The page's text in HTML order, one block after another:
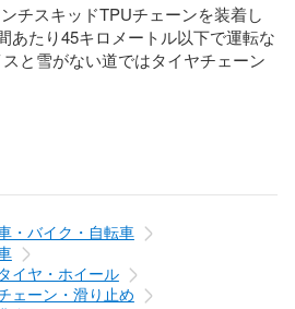
チスキッドTPUチェーンを装着し
あたり45キロメートル以下で運転な
と雪がない道ではタイヤチェーン
・バイク・自転車
タイヤ・ホイール
ェーン・滑り止め